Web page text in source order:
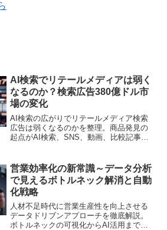
AI検索でリテールメディアは弱く
なるのか？検索広告380億ドル市
場の変化
AI検索の広がりでリテールメディア検索
広告は弱くなるのかを整理。商品発見の
起点がAI検索、SNS、動画、比較記事へ
ー、比較記事、購買導線の実務ポイント
を解説します
営業効率化の新常識～データ分析
で見えるボトルネック解消と自動
化戦略
人材不足時代に営業生産性を向上させる
データドリブンアプローチを徹底解説。
ボトルネックの可視化からAI活用まで、